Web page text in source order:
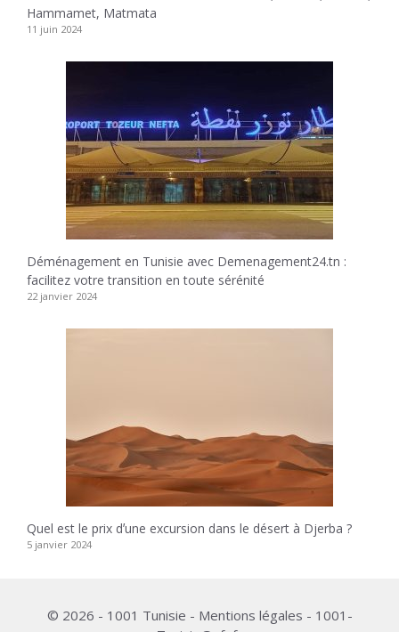
Hammamet, Matmata
11 juin 2024
Déménagement en Tunisie avec Demenagement24.tn :
facilitez votre transition en toute sérénité
22 janvier 2024
Quel est le prix dʼune excursion dans le désert à Djerba ?
5 janvier 2024
© 2026 - 1001 Tunisie - Mentions légales - 1001-